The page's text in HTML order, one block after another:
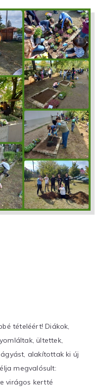
tételéért! Diákok,
ültettek,
alakítottak ki új
megvalósult:
virágos kertté